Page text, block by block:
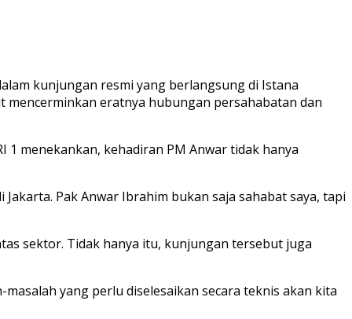
kunjungan resmi yang berlangsung di Istana
mencerminkan eratnya hubungan persahabatan dan
menekankan, kehadiran PM Anwar tidak hanya
Pak Anwar Ibrahim bukan saja sahabat saya, tapi
sektor. Tidak hanya itu, kunjungan tersebut juga
yang perlu diselesaikan secara teknis akan kita